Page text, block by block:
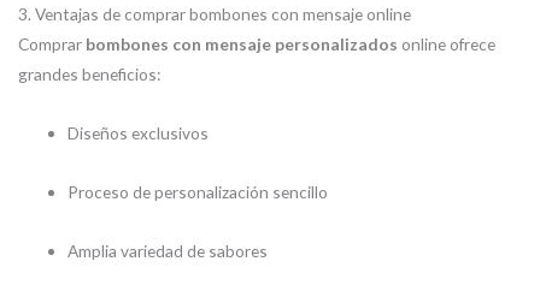
3. Ventajas de comprar bombones con mensaje online
Comprar bombones con mensaje personalizados online ofrece
grandes beneficios:
Diseños exclusivos
Proceso de personalización sencillo
Amplia variedad de sabores